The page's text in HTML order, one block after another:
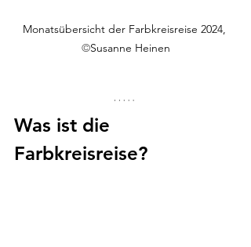
Monatsübersicht der Farbkreisreise 2024,
©Susanne Heinen
Was ist die
Farbkreisreise?